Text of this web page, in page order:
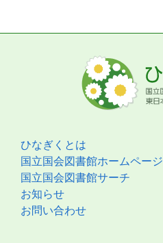
ひなぎくとは
国立国会図書館ホームページ
国立国会図書館サーチ
お知らせ
お問い合わせ